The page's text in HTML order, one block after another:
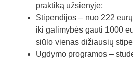
praktiką užsienyje;
Stipendijos – nuo 222
iki galimybės gauti 1000
siūlo vienas dižiausių
Ugdymo programos –